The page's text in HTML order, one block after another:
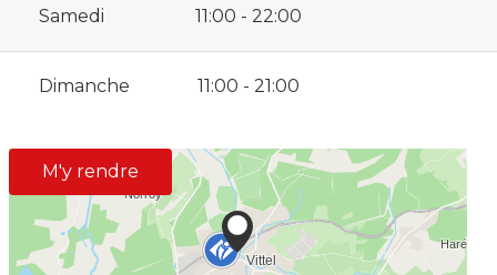
Samedi 11:00 - 22:00
Dimanche 11:00 - 21:00
M'y rendre